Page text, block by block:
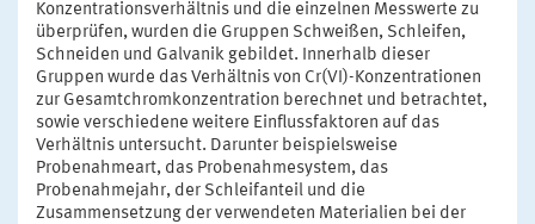
Konzentrationsverhältnis und die einzelnen Messwerte zu
überprüfen, wurden die Gruppen Schweißen, Schleifen,
Schneiden und Galvanik gebildet. Innerhalb dieser
Gruppen wurde das Verhältnis von Cr(VI)-Konzentrationen
zur Gesamtchromkonzentration berechnet und betrachtet,
sowie verschiedene weitere Einflussfaktoren auf das
Verhältnis untersucht. Darunter beispielsweise
Probenahmeart, das Probenahmesystem, das
Probenahmejahr, der Schleifanteil und die
Zusammensetzung der verwendeten Materialien bei der